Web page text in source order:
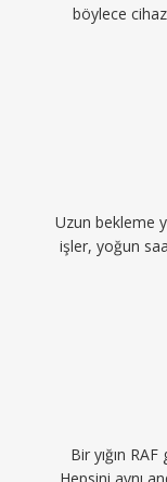
böylece
Uzun bekleme
işler, yoğun
Bir yığın